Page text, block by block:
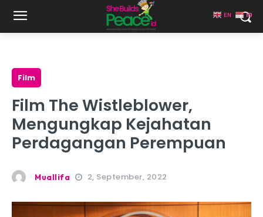
Film
Film The Wistleblower,
Mengungkap Kejahatan
Perdagangan Perempuan
Muallifa 2, September, 2022
EN ID